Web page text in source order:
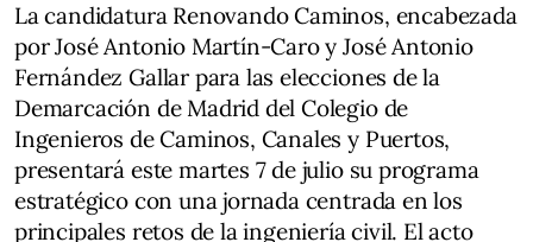
La candidatura Renovando Caminos, encabezada
por José Antonio Martín-Caro y José Antonio
Fernández Gallar para las elecciones de la
Demarcación de Madrid del Colegio de
Ingenieros de Caminos, Canales y Puertos,
presentará este martes 7 de julio su programa
estratégico con una jornada centrada en los
principales retos de la ingeniería civil. El acto